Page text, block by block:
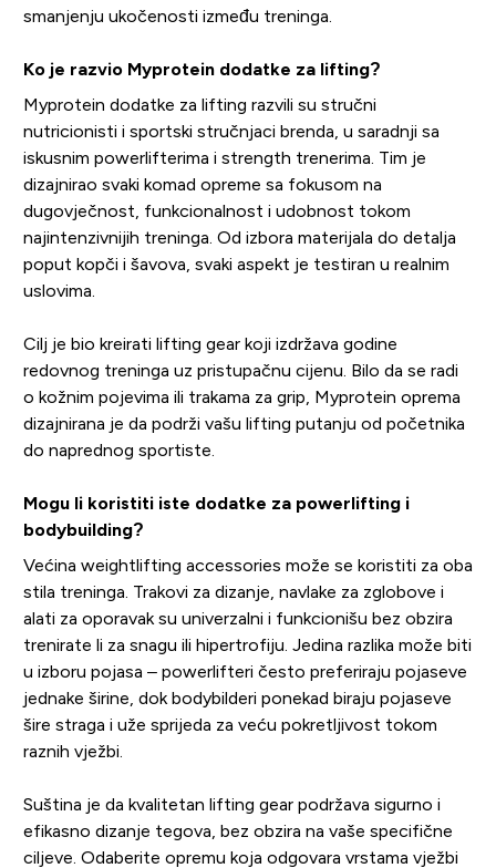
smanjenju ukočenosti između treninga.
Ko je razvio Myprotein dodatke za lifting?
Myprotein dodatke za lifting razvili su stručni
nutricionisti i sportski stručnjaci brenda, u saradnji sa
iskusnim powerlifterima i strength trenerima. Tim je
dizajnirao svaki komad opreme sa fokusom na
dugovječnost, funkcionalnost i udobnost tokom
najintenzivnijih treninga. Od izbora materijala do detalja
poput kopči i šavova, svaki aspekt je testiran u realnim
uslovima.
Cilj je bio kreirati lifting gear koji izdržava godine
redovnog treninga uz pristupačnu cijenu. Bilo da se radi
o kožnim pojevima ili trakama za grip, Myprotein oprema
dizajnirana je da podrži vašu lifting putanju od početnika
do naprednog sportiste.
Mogu li koristiti iste dodatke za powerlifting i
bodybuilding?
Većina weightlifting accessories može se koristiti za oba
stila treninga. Trakovi za dizanje, navlake za zglobove i
alati za oporavak su univerzalni i funkcionišu bez obzira
trenirate li za snagu ili hipertrofiju. Jedina razlika može biti
u izboru pojasa – powerlifteri često preferiraju pojaseve
jednake širine, dok bodybilderi ponekad biraju pojaseve
šire straga i uže sprijeda za veću pokretljivost tokom
raznih vježbi.
Suština je da kvalitetan lifting gear podržava sigurno i
efikasno dizanje tegova, bez obzira na vaše specifične
ciljeve. Odaberite opremu koja odgovara vrstama vježbi